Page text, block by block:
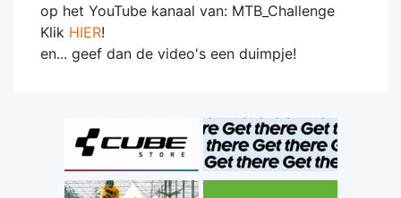
op het YouTube kanaal van: MTB_Challenge
Klik HIER!
en... geef dan de video's een duimpje!